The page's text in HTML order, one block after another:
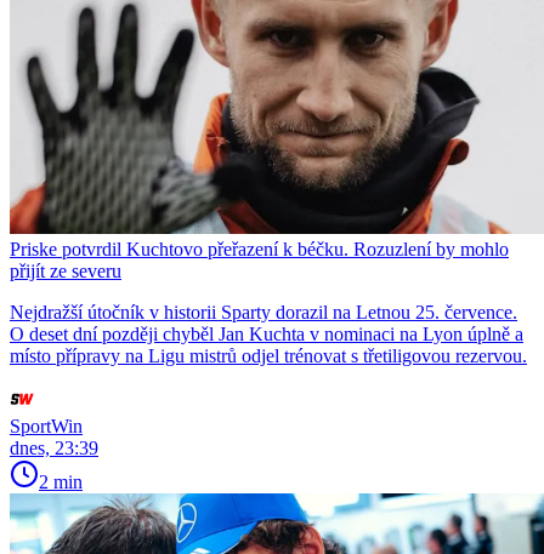
Priske potvrdil Kuchtovo přeřazení k béčku. Rozuzlení by mohlo
přijít ze severu
Nejdražší útočník v historii Sparty dorazil na Letnou 25. července.
O deset dní později chyběl Jan Kuchta v nominaci na Lyon úplně a
místo přípravy na Ligu mistrů odjel trénovat s třetiligovou rezervou.
SportWin
dnes, 23:39
2 min